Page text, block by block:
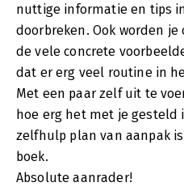
nuttige informatie en tips
doorbreken. Ook worden
de vele concrete
dat er erg veel routine in
Met een paar zelf uit te
hoe erg het met je gesteld
zelfhulp plan van aanpak
boek.
Absolute aanrader!